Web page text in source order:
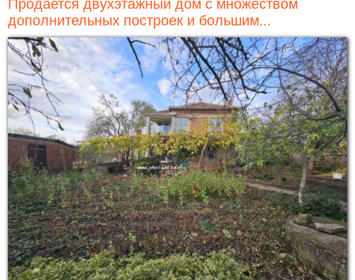
Продается двухэтажный дом с множеством
дополнительных построек и большим...